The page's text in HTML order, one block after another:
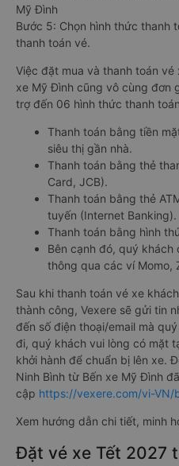
Mỹ Đình
Bước 5: Chọn hình thức thanh
thanh toán vé.
Việc đặt mua và thanh toán
xe Mỹ Đình cũng vô cùng đơn
trợ đến 06 hình thức thanh
Thanh toán bằng tiền
siêu thị gần nhà.
Thanh toán bằng thẻ
Card, JCB).
Thanh toán bằng thẻ
tuyến (Internet Banking).
Thanh toán bằng hình
Bên cạnh đó, quý
thông qua các ví Momo,
Sau khi thanh toán vé xe
thành công, Vexere sẽ gửi tin
đến số điện thoại/email mà
đi, quý khách vui lòng có mặt
khởi hành để chuẩn bị lên xe.
Ninh Bình từ Bến xe Mỹ Đình
cập https://vexere.com/vi-
Xem hướng dẫn chi tiết, minh
Đặt vé xe Tết 2027